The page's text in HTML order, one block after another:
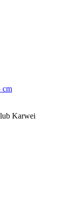
cm
Karwei